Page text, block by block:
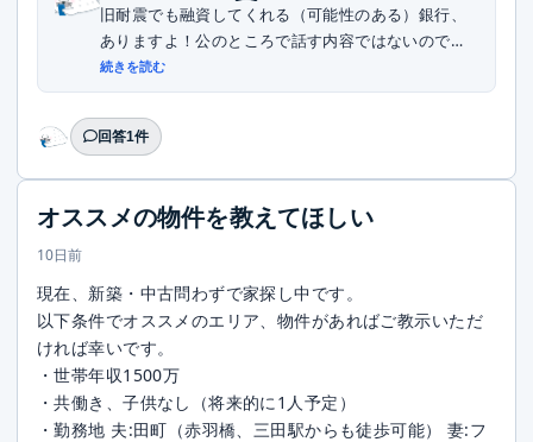
旧耐震でも融資してくれる（可能性のある）銀行、
ありますよ！公のところで話す内容ではないので、
DMい...
続きを読む
回答1件
オススメの物件を教えてほしい
10日前
現在、新築・中古問わずで家探し中です。
以下条件でオススメのエリア、物件があればご教示いただ
ければ幸いです。
・世帯年収1500万
・共働き、子供なし（将来的に1人予定）
・勤務地 夫:田町（赤羽橋、三田駅からも徒歩可能） 妻:フ